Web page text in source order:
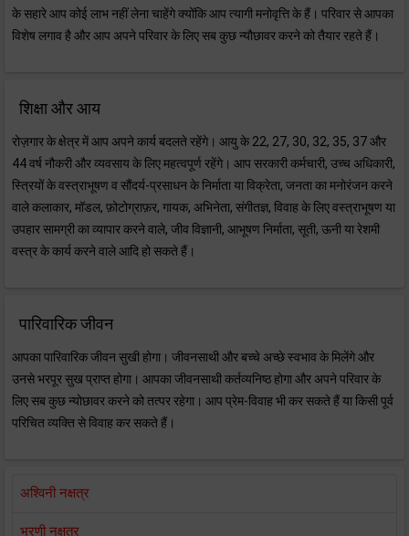
के सहारे आप कोई लाभ नहीं लेना चाहेंगे क्योंकि आप त्यागी मनोवृत्ति के हैं। परिवार से आपका
विशेष लगाव है और आप अपने परिवार के लिए सब कुछ न्यौछावर करने को तैयार रहते हैं।
शिक्षा और आय
रोज़गार के क्षेत्र में आप अपने कार्य बदलते रहेंगे। आयु के 22, 27, 30, 32, 35, 37 और
44 वर्ष नौकरी और व्यवसाय के लिए महत्वपूर्ण रहेंगे। आप सरकारी कर्मचारी, उच्च अधिकारी,
स्त्रियों के वस्त्राभूषण व सौंदर्य-प्रसाधन के निर्माता या विक्रेता, जनता का मनोरंजन करने
वाले कलाकार, मॉडल, फ़ोटोग्राफ़र, गायक, अभिनेता, संगीतज्ञ, विवाह के लिए वस्त्राभूषण या
उपहार सामग्री का व्यापार करने वाले, जीव विज्ञानी, आभूषण निर्माता, सूती, ऊनी या रेशमी
वस्त्र के कार्य करने वाले आदि हो सकते हैं।
पारिवारिक जीवन
आपका पारिवारिक जीवन सुखी होगा। जीवनसाथी और बच्चे अच्छे स्वभाव के मिलेंगे और
उनसे भरपूर सुख प्राप्त होगा। आपका जीवनसाथी कर्तव्यनिष्ठ होगा और अपने परिवार के
लिए सब कुछ न्योछावर करने को तत्पर रहेगा। आप प्रेम-विवाह भी कर सकते हैं या किसी पूर्व
परिचित व्यक्ति से विवाह कर सकते हैं।
अश्विनी नक्षत्र
भरणी नक्षत्र